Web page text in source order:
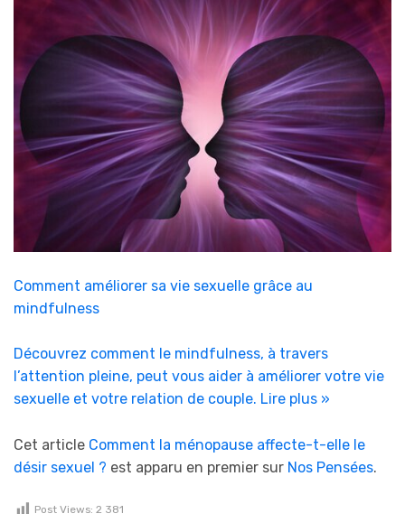
Comment améliorer sa vie sexuelle grâce au
mindfulness
Découvrez comment le mindfulness, à travers
l’attention pleine, peut vous aider à améliorer votre vie
sexuelle et votre relation de couple. Lire plus »
Cet article Comment la ménopause affecte-t-elle le
désir sexuel ? est apparu en premier sur Nos Pensées.
Post Views: 2 381